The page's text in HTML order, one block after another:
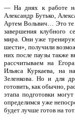
— На днях к работе
Александр Бутько,
Артем Вольвич… Это те
завершения клубного
мира. Они уже
шести», получили
них после паузы также
рассчитываем на
Ильяса Куркаева, на
Зеленкова. Но и для
готовить, как обычно,
этапа подготовки
определимся уже
будет лучше готов на